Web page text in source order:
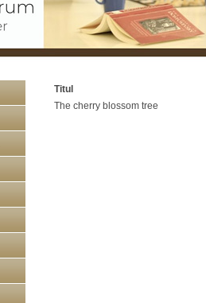
Titul
The cherry blossom tree